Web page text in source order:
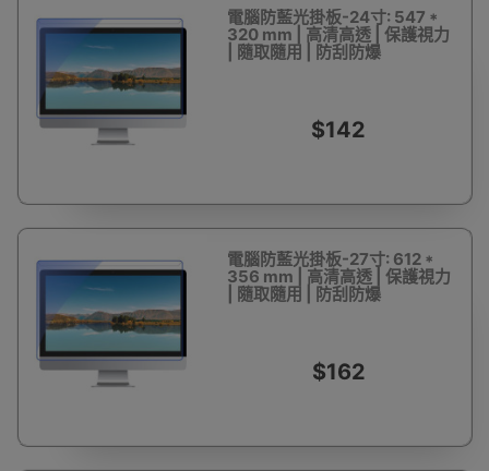
電腦防藍光掛板-24寸: 547 *
320 mm | 高清高透 | 保護視力
| 隨取隨用 | 防刮防爆
$142
電腦防藍光掛板-27寸: 612 *
356 mm | 高清高透 | 保護視力
| 隨取隨用 | 防刮防爆
$162